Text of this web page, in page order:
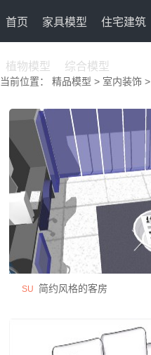
首页 家具模型 住宅建筑
植物模型 综合模型
当前位置： 精品模型 > 室内装饰 >
SU 简约风格的客房